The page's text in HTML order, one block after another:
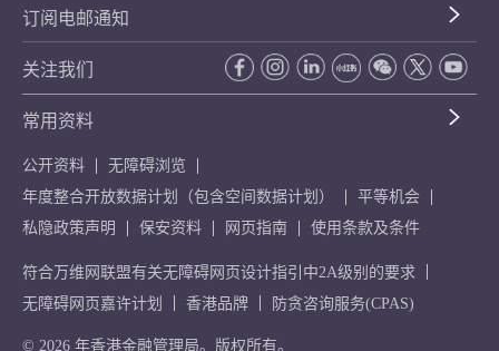
订阅电邮通知
关注我们
常用资料
公开资料
无障碍浏览
年度整合开放数据计划（包含空间数据计划）
平等机会
私隐政策声明
保安资料 网页指南 使用条款及条件
符合万维网联盟有关无障碍网页设计指引中2A级别的要求
无障碍网页嘉许计划
香港品牌 防贪咨询服务(CPAS)
© 2026 年香港金融管理局。版权所有。